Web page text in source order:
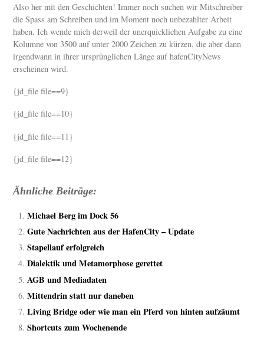
Also her mit den Geschichten! Immer noch suchen wir Mitschreiber
die Spass am Schreiben und im Moment noch unbezahlter Arbeit
haben. Ich wende mich derweil der unerquicklichen Aufgabe zu eine
Kolumne von 3500 auf unter 2000 Zeichen zu kürzen, die aber dann
irgendwann in ihrer ursprünglichen Länge auf hafenCityNews
erscheinen wird.
{jd_file file==9}
{jd_file file==10}
{jd_file file==11}
{jd_file file==12}
Ähnliche Beiträge:
Michael Berg im Dock 56
Gute Nachrichten aus der HafenCity – Update
Stapellauf erfolgreich
Dialektik und Metamorphose gerettet
AGB und Mediadaten
Mittendrin statt nur daneben
Living Bridge oder wie man ein Pferd von hinten aufzäumt
Shortcuts zum Wochenende